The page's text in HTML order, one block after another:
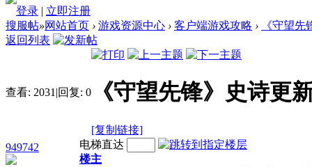
登录 | 立即注册
搜服帖»网站首页 › 游戏资源中心 › 客户端游戏攻略 ›
《守望
返回列表
查看: 2031 |回复: 0 《守望先锋》史诗更
[复制链接]
949742
电梯直达
楼主